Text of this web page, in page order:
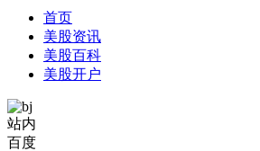
首页
美股资讯
美股百科
美股开户
站内
百度